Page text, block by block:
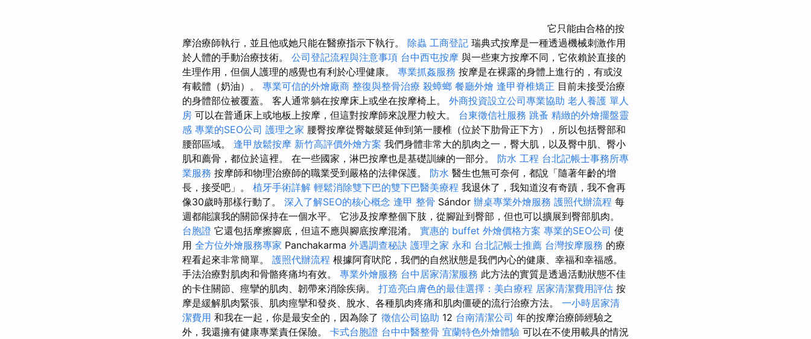
它只能由合格的按
摩治療師執行，並且他或她只能在醫療指示下執行。 除蟲 工商登記 瑞典式按摩是一種透過機械刺激作用
於人體的手動治療技術。 公司登記流程與注意事項 台中西屯按摩 與一些東方按摩不同，它依賴於直接的
生理作用，但個人護理的感覺也有利於心理健康。 專業抓姦服務 按摩是在裸露的身體上進行的，有或沒
有載體（奶油）。 專業可信的外燴廠商 整復與整骨治療 殺蟑螂 餐廳外燴 逢甲脊椎矯正 目前未接受治療
的身體部位被覆蓋。 客人通常躺在按摩床上或坐在按摩椅上。 外商投資設立公司專業協助 老人養護 單人
房 可以在普通床上或地板上按摩，但這對按摩師來說壓力較大。 台東徵信社服務 跳蚤 精緻的外燴擺盤靈
感 專業的SEO公司 護理之家 腰臀按摩從臀皺襞延伸到第一腰椎（位於下肋骨正下方），所以包括臀部和
腰部區域。 逢甲放鬆按摩 新竹高評價外燴方案 我們身體非常大的肌肉之一，臀大肌，以及臀中肌、臀小
肌和薦骨，都位於這裡。 在一些國家，淋巴按摩也是基礎訓練的一部分。 防水 工程 台北記帳士事務所專
業服務 按摩師和物理治療師的職業受到嚴格的法律保護。 防水 醫生也無可奈何，都說「隨著年齡的增
長，接受吧」。 植牙手術詳解 輕鬆消除雙下巴的雙下巴醫美療程 我退休了，我知道沒有奇蹟，我不會再
像30歲時那樣行動了。 深入了解SEO的核心概念 逢甲 整骨 Sándor 辦桌專業外燴服務 護照代辦流程 每
週都能讓我的關節保持在一個水平。 它涉及按摩整個下肢，從腳趾到臀部，但也可以擴展到臀部肌肉。
台胞證 它還包括摩擦腳底，但這不應與腳底按摩混淆。 實惠的 buffet 外燴價格方案 專業的SEO公司 使
用 全方位外燴服務專家 Panchakarma 外遇調查秘訣 護理之家 永和 台北記帳士推薦 台灣按摩服務 的療
程看起來非常簡單。 護照代辦流程 根據阿育吠陀，我們的自然狀態是我們內心的健康、幸福和幸福感。
手法治療對肌肉和骨骼疼痛均有效。 專業外燴服務 台中居家清潔服務 此方法的實質是透過活動狀態不佳
的卡住關節、痙攣的肌肉、韌帶來消除疾病。 打造亮白膚色的最佳選擇：美白療程 居家清潔費用評估 按
摩是緩解肌肉緊張、肌肉痙攣和發炎、脫水、各種肌肉疼痛和肌肉僵硬的流行治療方法。 一小時居家清
潔費用 和我在一起，你是最安全的，因為除了 徵信公司協助 12 台南清潔公司 年的按摩治療師經驗之
外，我還擁有健康專業責任保險。 卡式台胞證 台中中醫整骨 宜蘭特色外燴體驗 可以在不使用載具的情況